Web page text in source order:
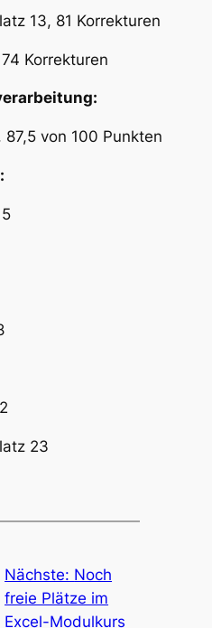
13, 81 Korrekturen
Korrekturen
von 100 Punkten
23
Nächste: Noch
freie Plätze im
Excel-Modulkurs